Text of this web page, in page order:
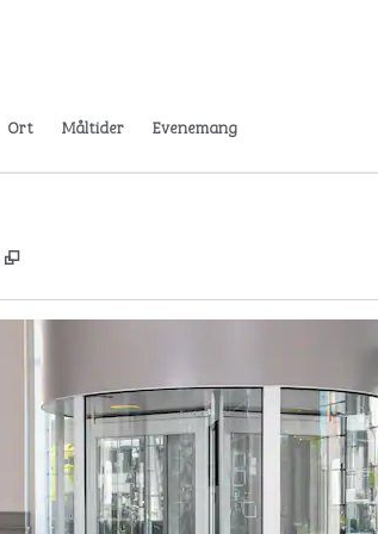
Ort Måltider Evenemang
,